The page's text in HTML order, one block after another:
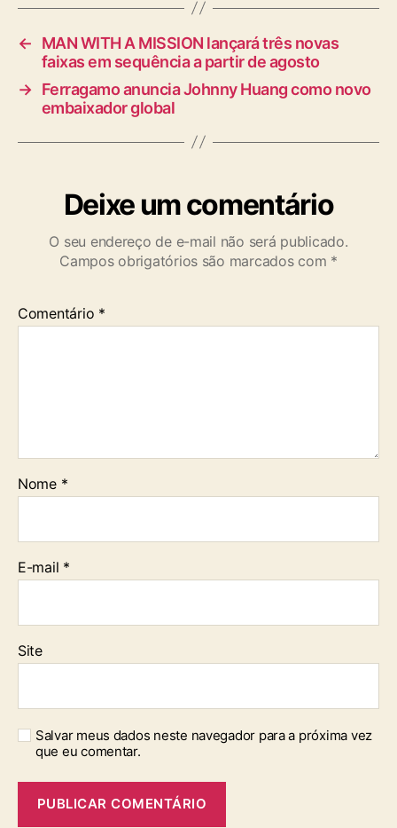
←
MAN WITH A MISSION lançará três novas
faixas em sequência a partir de agosto
→ Ferragamo anuncia Johnny Huang como novo
embaixador global
Deixe um comentário
O seu endereço de e-mail não será publicado.
Campos obrigatórios são marcados com *
Comentário *
Nome *
E-mail *
Site
Salvar meus dados neste navegador para a próxima vez
que eu comentar.